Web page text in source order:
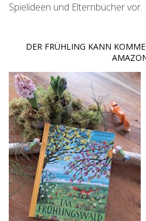
Spielideen und Elternbücher vor.
DER FRÜHLING KANN